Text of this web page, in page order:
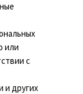
или
с
и других